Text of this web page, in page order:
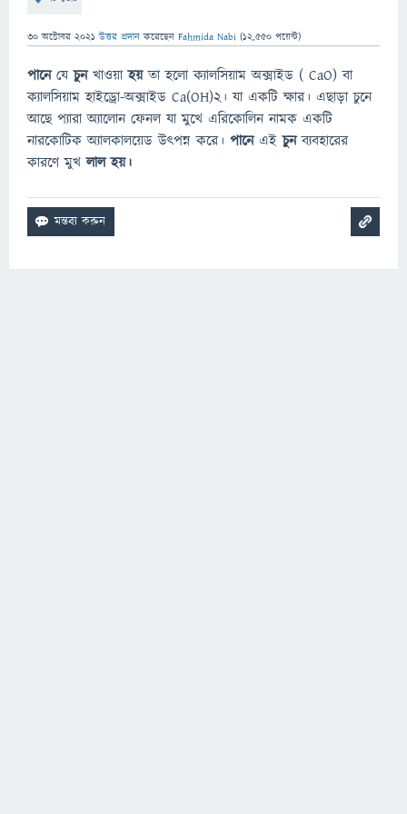
30 অক্টোবর 2021 উত্তর প্রদান করেছেন Fahmida Nabi (12,550 পয়েন্ট)
পানেযেচুনখাওয়াহয়তা হলো ক্যালসিয়াম অক্সাইড ( CaO) বা
ক্যালসিয়াম হাইড্রো-অক্সাইড Ca(OH)2। যা একটি ক্ষার। এছাড়া চুনে
আছে প্যারা অ্যালোন ফেনল যা মুখে এরিকোলিন নামক একটি
নারকোটিক অ্যালকালয়েড উৎপন্ন করে। পানেএইচুনব্যবহারের
কারণে মুখলাল হয়।